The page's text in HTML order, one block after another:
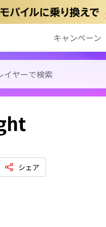
キャンペーン
シェア